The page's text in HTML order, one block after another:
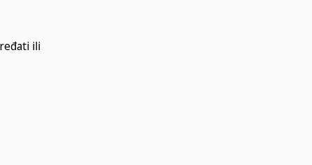
ili